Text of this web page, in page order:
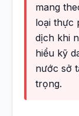
mang
loại thực
dịch khi
hiểu kỹ
nước sở
trọng.